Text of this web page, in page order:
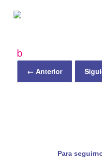
b
← Anterior
Para